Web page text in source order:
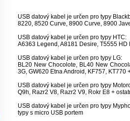
USB datový kabel je určen pro typy
8220, 8520 Curve, 8900 Curve, 8900
USB datový kabel je určen pro typy HTC:
A6363 Legend, A8181 Desire, T5555
USB datový kabel je určen pro typy LG:
BL20 New Chocolote, BL40 New
3G, GW620 Etna Android, KF757, KT770
USB datový kabel je určen pro typy
Q9h, Razr2 V8, Razr2 V9, Rokr E8 +
USB datový kabel je určen pro typy
typy s micro USB portem